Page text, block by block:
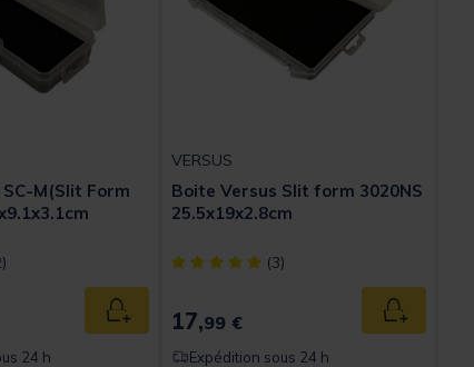
M(Slit Form
of 5 Customer Rating
Ajouter au panier
24 h
VERSUS
Boite Versus Slit form 3020NS
25.5x19x2.8cm
[object Object] out of 5 Customer Rating
(3)
17,99 € Ajouter
Expédition sous 24 h